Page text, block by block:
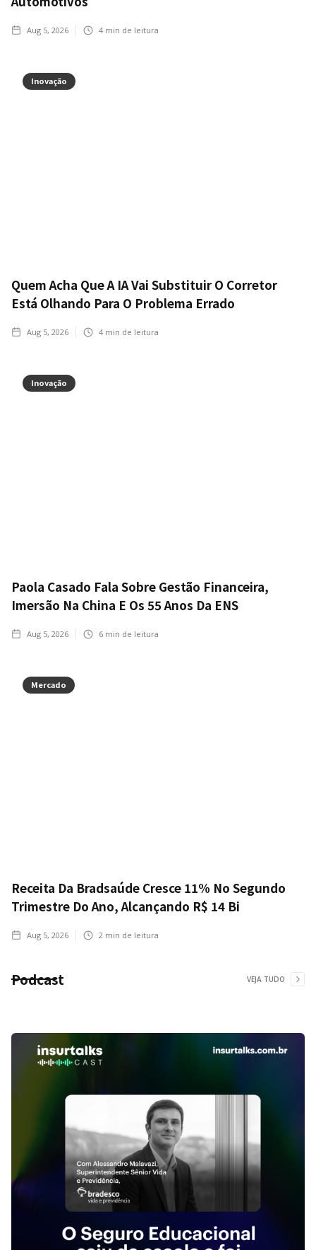
Aug 5, 2026 4 min de leitura
Inovação
Quem Acha Que A IA Vai Substituir O Corretor
Está Olhando Para O Problema Errado
Aug 5, 2026 4 min de leitura
Inovação
Paola Casado Fala Sobre Gestão Financeira,
Imersão Na China E Os 55 Anos Da ENS
Aug 5, 2026 6 min de leitura
Mercado
Receita Da Bradsaúde Cresce 11% No Segundo
Trimestre Do Ano, Alcançando R$ 14 Bi
Aug 5, 2026 2 min de leitura
Podcast VEJA TUDO